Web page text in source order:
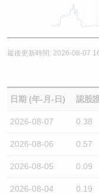
最後更新時間: 2026-08-07
日期 (年-月-日) 認股
2026-08-07 0.38
2026-08-06 0.57
2026-08-05 0.09
2026-08-04 0.19